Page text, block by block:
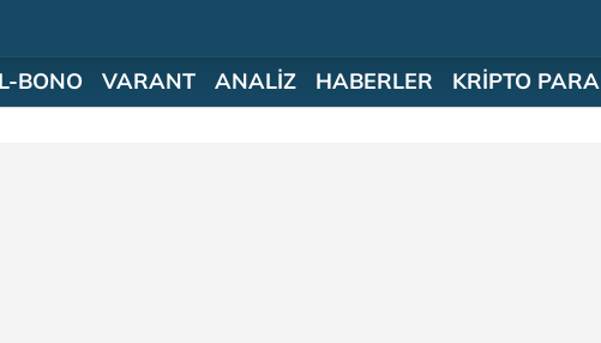
BONO VARANT ANALİZ HABERLER KRİPTO PARA